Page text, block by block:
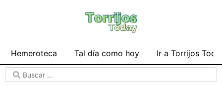
Hemeroteca Tal día como hoy Ir a Torrijos